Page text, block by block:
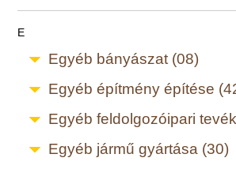
E
Egyéb bányászat (08)
Egyéb építmény építése
Egyéb feldolgozóipari
Egyéb jármű gyártása (30)